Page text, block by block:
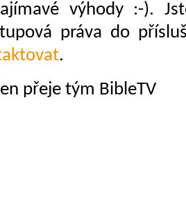
výhody :-).
práva do
.
přeje tým BibleTV